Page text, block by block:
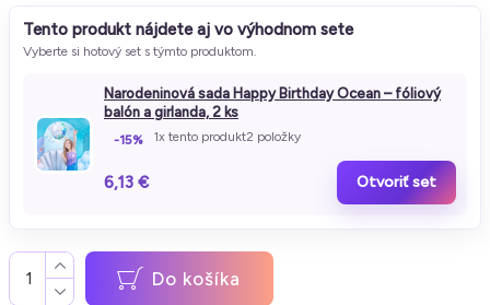
Tento produkt nájdete aj vo výhodnom sete
Vyberte si hotový set s týmto produktom.
Narodeninová sada Happy Birthday Ocean – fóliový
balón a girlanda, 2 ks
-15% 1x tento produkt2 položky
6,13 € Otvoriť set
Do košíka